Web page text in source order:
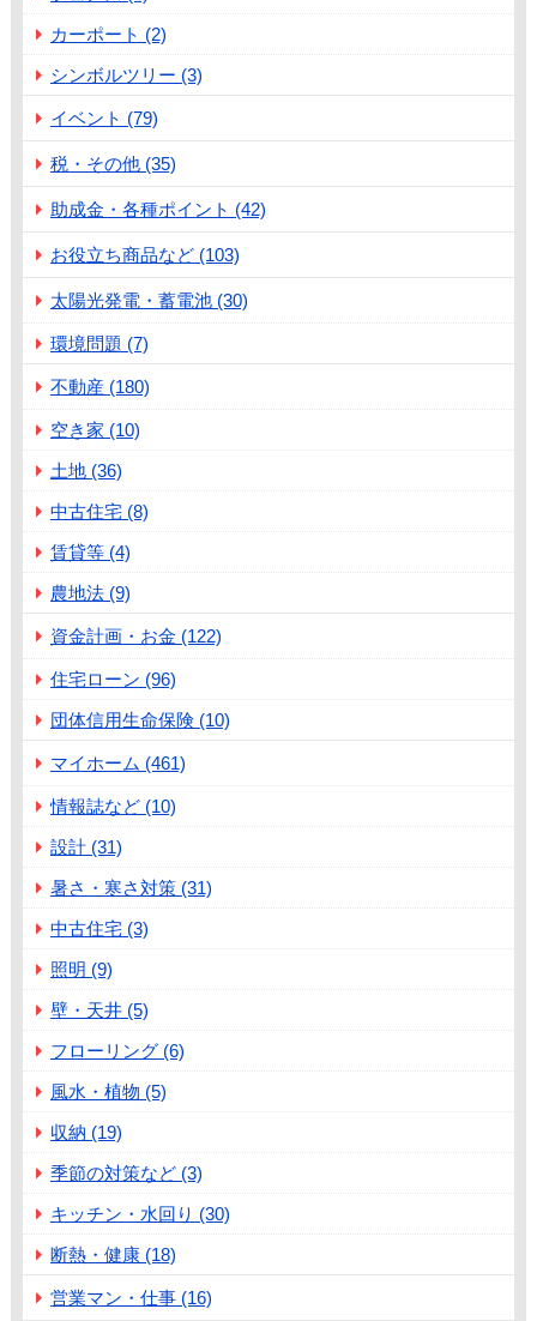
カーポート (2)
シンボルツリー (3)
イベント (79)
税・その他 (35)
助成金・各種ポイント (42)
お役立ち商品など (103)
太陽光発電・蓄電池 (30)
環境問題 (7)
不動産 (180)
空き家 (10)
土地 (36)
中古住宅 (8)
賃貸等 (4)
農地法 (9)
資金計画・お金 (122)
住宅ローン (96)
団体信用生命保険 (10)
マイホーム (461)
情報誌など (10)
設計 (31)
暑さ・寒さ対策 (31)
中古住宅 (3)
照明 (9)
壁・天井 (5)
フローリング (6)
風水・植物 (5)
収納 (19)
季節の対策など (3)
キッチン・水回り (30)
断熱・健康 (18)
営業マン・仕事 (16)